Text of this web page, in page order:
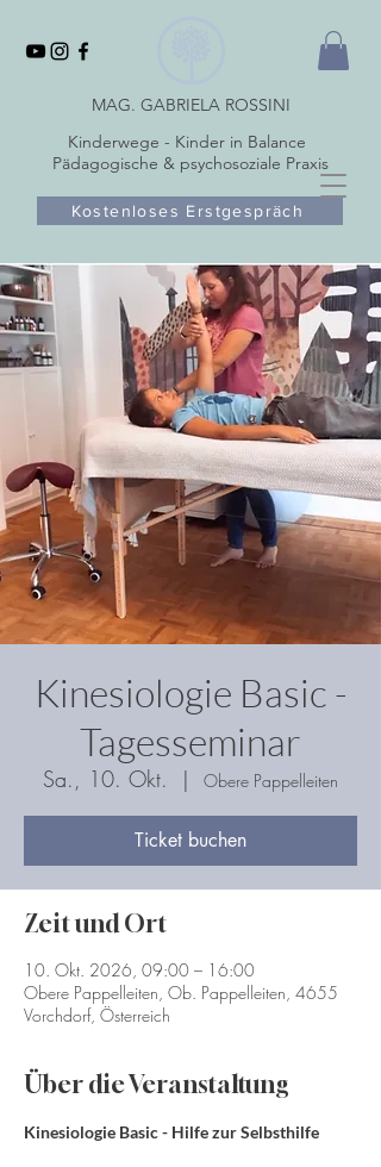
MAG. GABRIELA ROSSINI
Kinderwege - Kinder in Balance
Pädagogische & psychosoziale Praxis
Kostenloses Erstgespräch
Kinesiologie Basic -
Tagesseminar
Sa., 10. Okt.
  |
Obere Pappelleiten
Ticket buchen
Zeit und Ort
10. Okt. 2026, 09:00 – 16:00
Obere Pappelleiten, Ob. Pappelleiten, 4655
Vorchdorf, Österreich
Über die Veranstaltung
Kinesiologie Basic - Hilfe zur Selbsthilfe